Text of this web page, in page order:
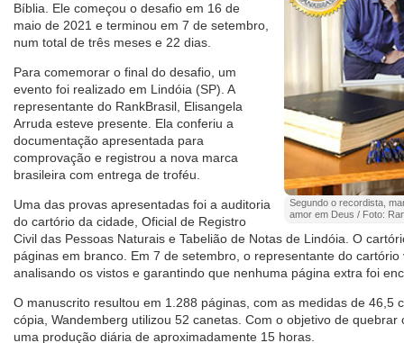
Segundo o recordista,
amor em Deus / Foto:
Bíblia. Ele começou o desafio em 16 de
maio de 2021 e terminou em 7 de setembro,
num total de três meses e 22 dias.
Para comemorar o final do desafio, um
evento foi realizado em Lindóia (SP). A
representante do RankBrasil, Elisangela
Arruda esteve presente. Ela conferiu a
documentação apresentada para
comprovação e registrou a nova marca
brasileira com entrega de troféu.
Uma das provas apresentadas foi a auditoria
do cartório da cidade, Oficial de Registro
Civil das Pessoas Naturais e Tabelião de Notas de Lindóia. O
páginas em branco. Em 7 de setembro, o representante do
analisando os vistos e garantindo que nenhuma página extra foi
O manuscrito resultou em 1.288 páginas, com as medidas de 46,5
cópia, Wandemberg utilizou 52 canetas. Com o objetivo de
uma produção diária de aproximadamente 15 horas.